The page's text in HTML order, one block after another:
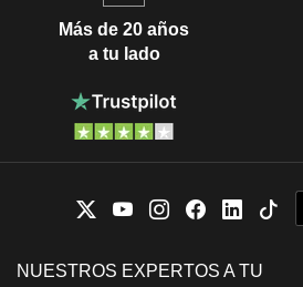
Más de 20 años
a tu lado
NUESTROS EXPERTOS A TU